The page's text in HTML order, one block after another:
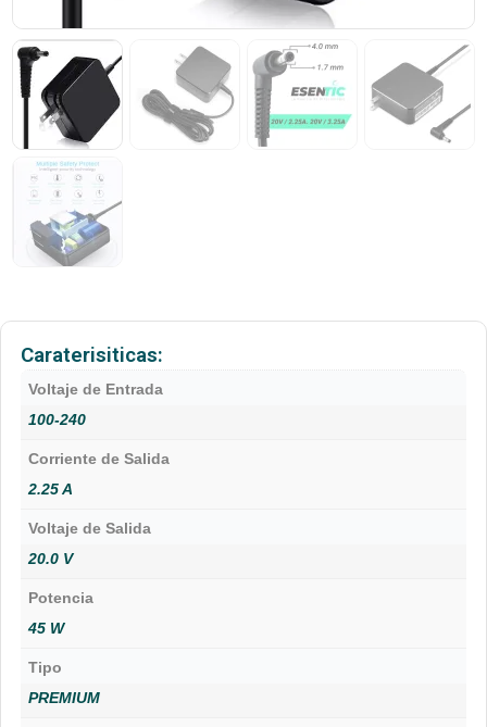
Caraterisiticas:
Voltaje de Entrada
100-240
Corriente de Salida
2.25 A
Voltaje de Salida
20.0 V
Potencia
45 W
Tipo
PREMIUM